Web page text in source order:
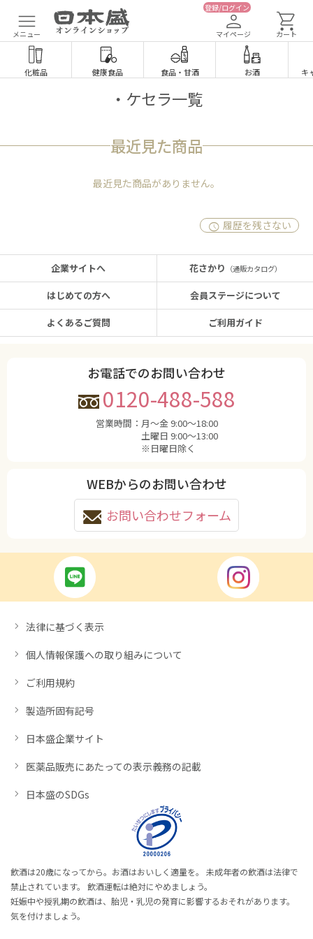
メニュー
登録/ログイン
マイページ カート
化粧品 健康食品 食品・ 甘酒 お酒 キ
・ケセラ一覧
最近見た商品
最近見た商品がありません。
履歴を残さない
企業サイトへ
はじめての方へ
よくあるご質問
花さかり （通販カタログ）
会員ステージについて
ご利用ガイド
お電話でのお問い合わせ
0120-488-588
営業時間： 月〜金 9:00〜18:00
土曜日 9:00〜13:00
※日曜日除く
WEBからのお問い合わせ
お問い合わせフォーム
法律に基づく表示
個人情報保護への取り組みについて
ご利用規約
製造所固有記号
日本盛企業サイト
医薬品販売にあたっての表示義務の記載
日本盛のSDGs
飲酒は20歳になってから。お酒はおいしく適量を。 未成年者の飲酒は法律で
禁止されています。 飲酒運転は絶対にやめましょう。
妊娠中や授乳期の飲酒は、胎児・乳児の発育に影響するおそれがあります。
気を付けましょう。